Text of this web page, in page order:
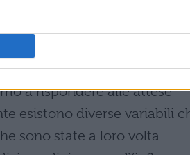
di influenza informativa (ci
le informazioni
e influenza normativa
a rispondere alle attese
esistono diverse variabili
sono state a loro volta